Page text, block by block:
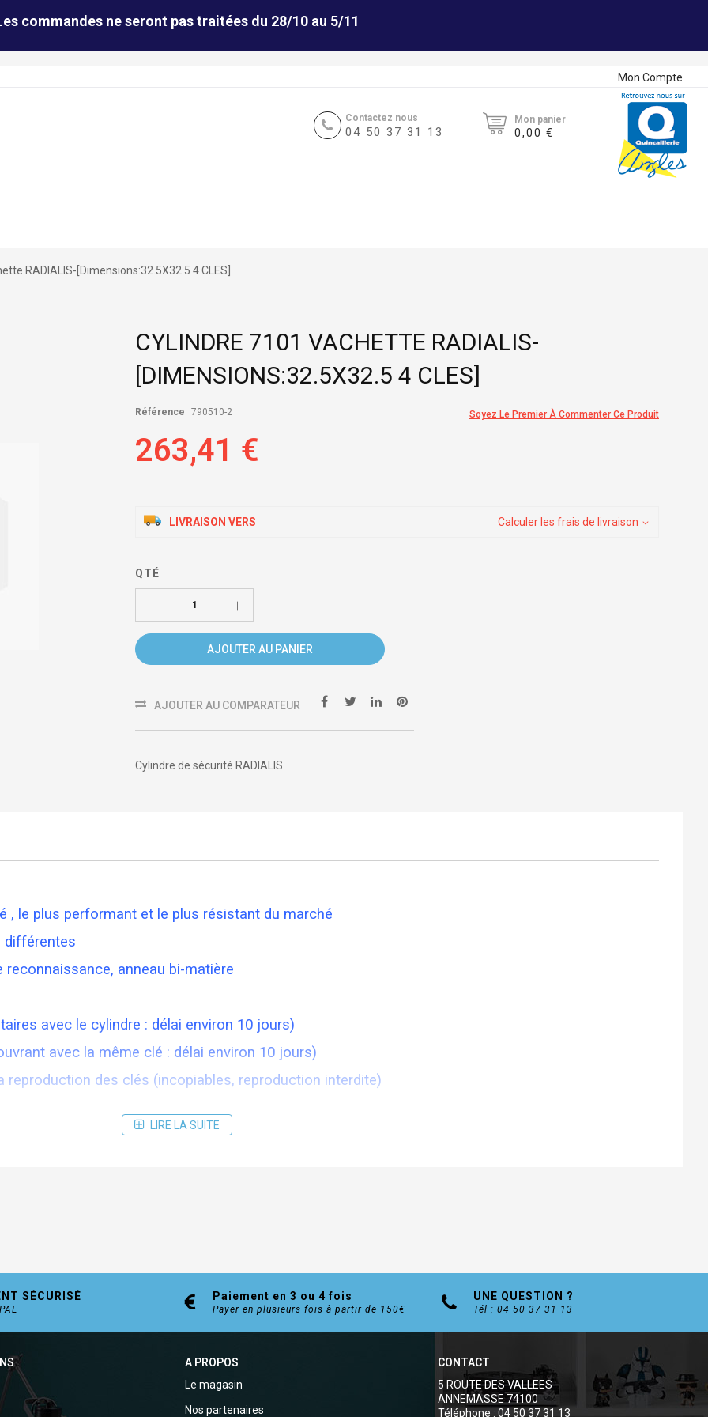
commandes ne seront pas traitées du 28/10 au 5/11
Mon Compte
Contactez nous
04 50 37 31 13
Mon panier
0,00 €
RADIALIS-[Dimensions:32.5X32.5 4 CLES]
CYLINDRE 7101 VACHETTE RADIALIS-
[DIMENSIONS:32.5X32.5 4 CLES]
Soyez Le Premier À Commenter Ce Produit
Référence 790510-2
263,41 €
LIVRAISON VERS Calculer les frais de livraison
QTÉ
AJOUTER AU PANIER
AJOUTER AU COMPARATEUR
Cylindre de sécurité RADIALIS
, le plus performant et le plus résistant du marché
différentes
anneau bi-matière
avec le cylindre : délai environ 10 jours)
avec la même clé : délai environ 10 jours)
reproduction des clés (incopiables, reproduction interdite)
suplémentaires (nous contacter)
LIRE LA SUITE
SÉCURISÉ Paiement en 3 ou 4 fois
Payer en plusieurs fois à partir de 150€
UNE QUESTION ?
Tél : 04 50 37 31 13
A PROPOS
Le magasin
Nos partenaires
CONTACT
5 ROUTE DES VALLEES
ANNEMASSE 74100
Téléphone : 04 50 37 31 13